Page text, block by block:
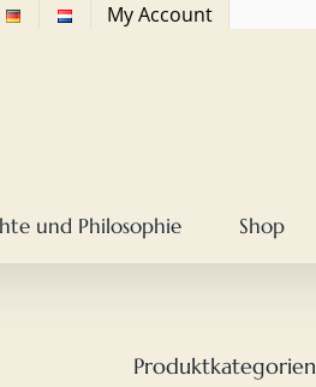
My Account
und Philosophie Shop
Produktkategorien